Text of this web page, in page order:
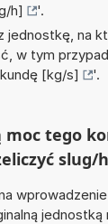
h]
'.
jednostkę, na
w tym
[kg/s]
'.
moc tego
slug/
jednostką